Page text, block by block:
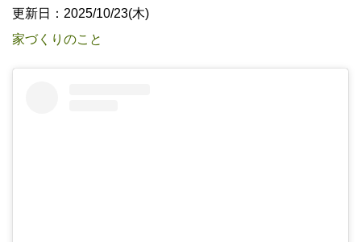
更新日：2025/10/23(木)
家づくりのこと